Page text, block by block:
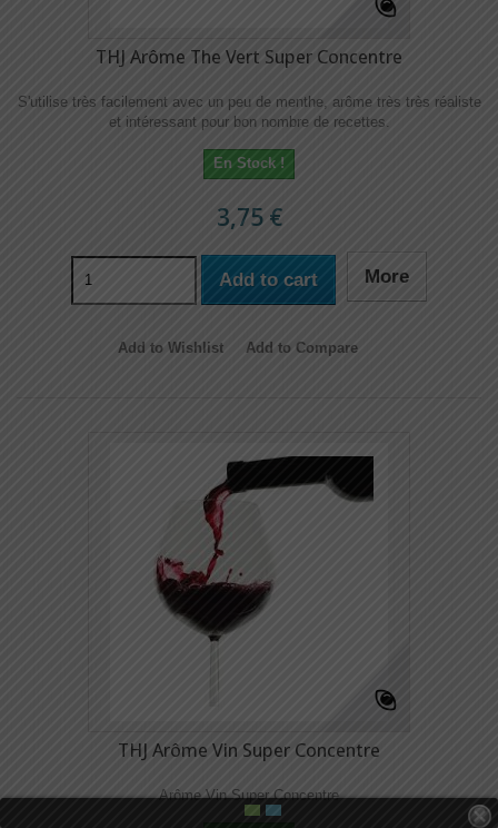
THJ Arôme The Vert Super Concentre
S'utilise très facilement avec un peu de menthe, arôme très très réaliste
et intéressant pour bon nombre de recettes.
En Stock !
3,75 €
Add to cart More
Add to Wishlist Add to Compare
THJ Arôme Vin Super Concentre
Arôme Vin Super Concentre